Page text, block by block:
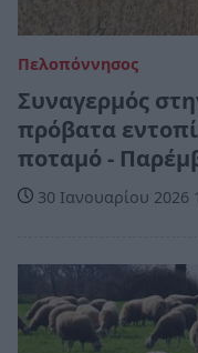
Πελοπόννησος
Συναγερμός
πρόβατα
ποταμό -
30 Ιανουαρίου 2026